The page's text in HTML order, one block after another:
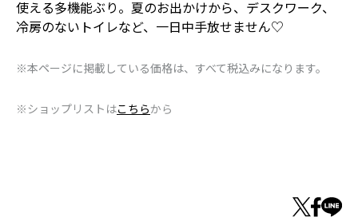
使える多機能ぶり。夏のお出かけから、デスクワーク、
冷房のないトイレなど、一日中手放せません♡
※本ページに掲載している価格は、すべて税込みになります。
※ショップリストはこちらから